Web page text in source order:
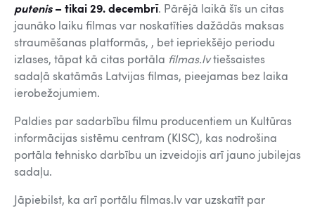
putenis– tikai 29. decembrī. Pārējā laikā šīs un citas
jaunāko laiku filmas var noskatīties dažādās maksas
straumēšanas platformās, , bet iepriekšējo periodu
izlases, tāpat kā citas portāla filmas.lvtiešsaistes
sadaļā skatāmās Latvijas filmas, pieejamas bez laika
ierobežojumiem.
Paldies par sadarbību filmu producentiem un Kultūras
informācijas sistēmu centram (KISC), kas nodrošina
portāla tehnisko darbību un izveidojis arī jauno jubilejas
sadaļu.
Jāpiebilst, ka arī portālu filmas.lv var uzskatīt par